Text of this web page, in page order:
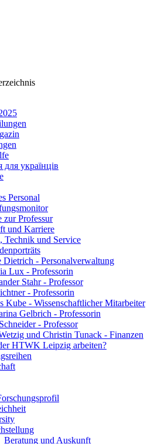
для українців
Personal
zur Professur
und Karriere
Technik und Service
Dietrich - Personalverwaltung
Lux - Professorin
Stahr - Professor
- Professorin
Kube - Wissenschaftlicher Mitarbeiter
Gelbrich - Professorin
- Professor
und Christin Tunack - Finanzen
HTWK Leipzig arbeiten?
Beratung und Auskunft